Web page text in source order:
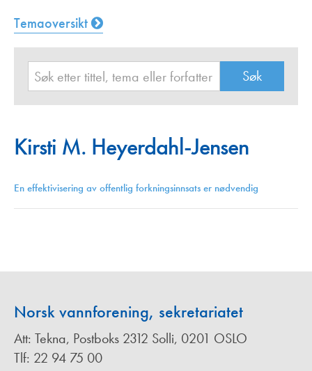
Temaoversikt
Kirsti M. Heyerdahl-Jensen
En effektivisering av offentlig forkningsinnsats er nødvendig
Norsk vannforening, sekretariatet
Att: Tekna, Postboks 2312 Solli, 0201 OSLO
Tlf: 22 94 75 00